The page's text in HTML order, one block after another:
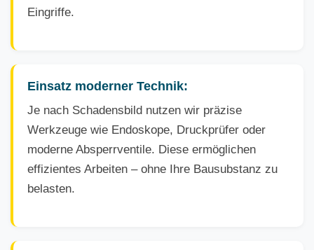
Eingriffe.
Einsatz moderner Technik:
Je nach Schadensbild nutzen wir präzise
Werkzeuge wie Endoskope, Druckprüfer oder
moderne Absperrventile. Diese ermöglichen
effizientes Arbeiten – ohne Ihre Bausubstanz zu
belasten.